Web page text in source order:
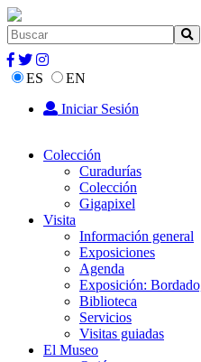
ES
EN
Iniciar Sesión
Colección
Curadurías
Colección
Gigapixel
Visita
Información general
Exposiciones
Agenda
Exposición:
Biblioteca
Servicios
Visitas guiadas
El Museo